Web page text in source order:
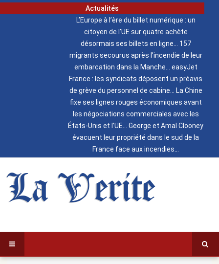
Actualités
L’Europe à l’ère du billet numérique : un
citoyen de l’UE sur quatre achète
désormais ses billets en ligne
157
migrants secourus après l’incendie de leur
embarcation dans la Manche
easyJet
France : les syndicats déposent un préavis
de grève du personnel de cabine
La Chine
fixe ses lignes rouges économiques avant
les négociations commerciales avec les
États-Unis et l’UE
George et Amal Clooney
évacuent leur propriété dans le sud de la
France face aux incendies
La Verite